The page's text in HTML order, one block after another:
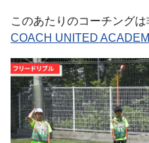
このあたりのコーチング
COACH UNITED